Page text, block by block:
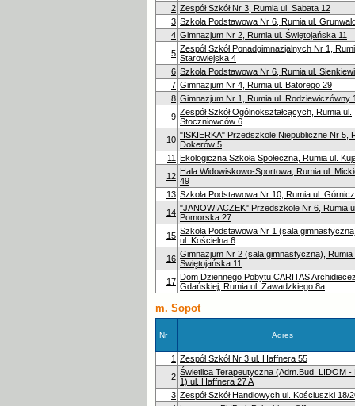
2 Zespół Szkół Nr 3, Rumia ul. Sabata 12
3 Szkoła Podstawowa Nr 6, Rumia ul.
4 Gimnazjum Nr 2, Rumia ul. Świętojańska 11
5 Zespół Szkół Ponadgimnazjalnych Nr 1,
Starowiejska 4
6 Szkoła Podstawowa Nr 6, Rumia ul.
7 Gimnazjum Nr 4, Rumia ul. Batorego 29
8 Gimnazjum Nr 1, Rumia ul. Rodziewiczówny
9 Zespół Szkół Ogólnokształcących, Rumia ul.
Stoczniowców 6
10 "ISKIERKA" Przedszkole Niepubliczne Nr 5,
Dokerów 5
11 Ekologiczna Szkoła Społeczna, Rumia ul.
12 Hala Widowiskowo-Sportowa, Rumia ul.
49
13 Szkoła Podstawowa Nr 10, Rumia ul.
14 "JANOWIACZEK" Przedszkole Nr 6, Rumia
Pomorska 27
15 Szkoła Podstawowa Nr 1 (sala
ul. Kościelna 6
16 Gimnazjum Nr 2 (sala gimnastyczna), Rumia
Świętojańska 11
17 Dom Dziennego Pobytu CARITAS
Gdańskiej, Rumia ul. Zawadzkiego 8a
m. Sopot
Nr Adres
1
Zespół Szkół Nr 3 ul. Haffnera 55
2 Świetlica Terapeutyczna (Adm.Bud. LIDOM -
1) ul. Haffnera 27 A
3 Zespół Szkół Handlowych ul. Kościuszki 18/